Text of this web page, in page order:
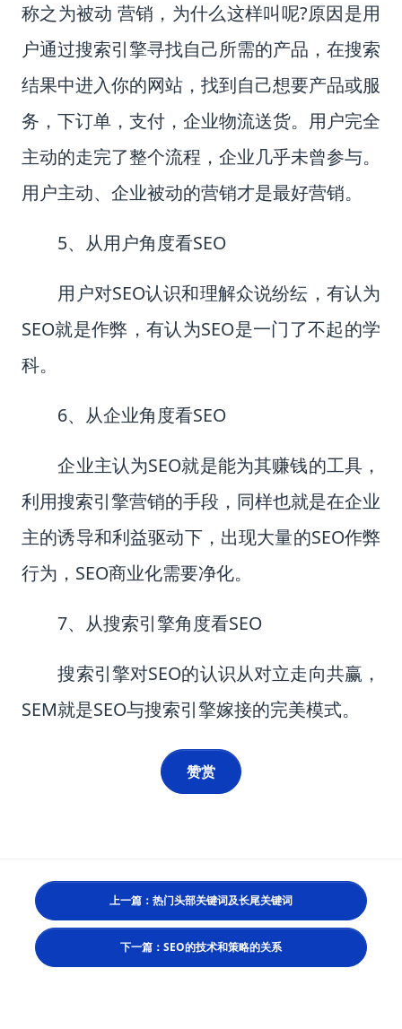
称之为被动 营销，为什么这样叫呢?原因是用
户通过搜索引擎寻找自己所需的产品，在搜索
结果中进入你的网站，找到自己想要产品或服
务，下订单，支付，企业物流送货。用户完全
主动的走完了整个流程，企业几乎未曾参与。
用户主动、企业被动的营销才是最好营销。
5、从用户角度看SEO
用户对SEO认识和理解众说纷纭，有认为
SEO就是作弊，有认为SEO是一门了不起的学
科。
6、从企业角度看SEO
企业主认为SEO就是能为其赚钱的工具，
利用搜索引擎营销的手段，同样也就是在企业
主的诱导和利益驱动下，出现大量的SEO作弊
行为， SEO商业化需要净化。
7、从搜索引擎角度看SEO
搜索引擎对SEO的认识从对立走向共赢，
SEM就是SEO与搜索引擎嫁接的完美模式。
赞赏
上一篇：热门头部关键词及长尾关键词
下一篇：SEO的技术和策略的关系